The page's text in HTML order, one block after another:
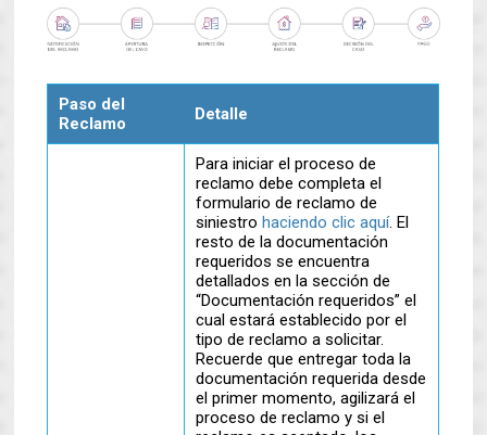
Paso del
Reclamo
Detalle
Para iniciar el proceso de
reclamo debe completa el
formulario de reclamo de
siniestrohaciendo clic aquí. El
resto de la documentación
requeridos se encuentra
detallados en la sección de
“Documentación requeridos” el
cual estará establecido por el
tipo de reclamo a solicitar.
Recuerde que entregar toda la
documentación requerida desde
el primer momento, agilizará el
proceso de reclamo y si el